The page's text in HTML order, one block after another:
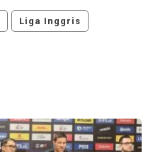
Liga Inggris